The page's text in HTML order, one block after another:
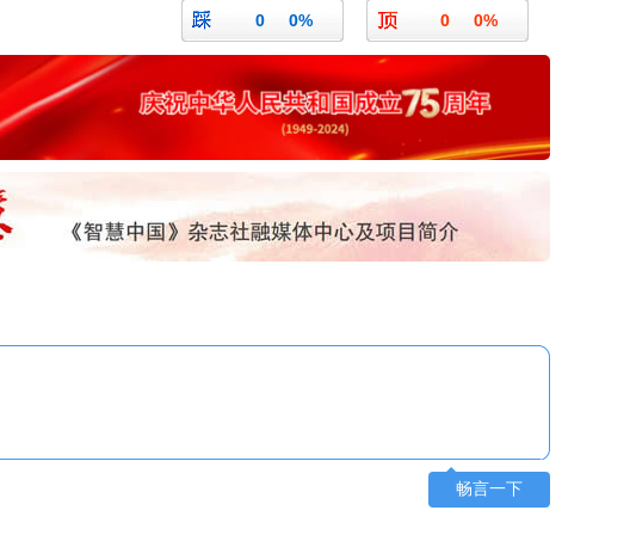
0 0%
0 0%
畅言一下